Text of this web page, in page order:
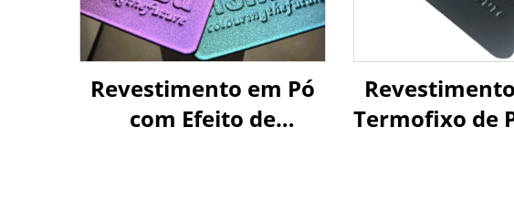
Revestimento em Pó
com Efeito de
Termofixo de